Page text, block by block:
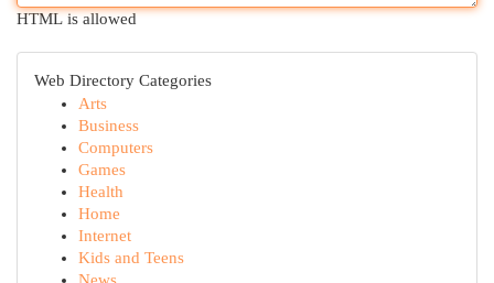
HTML is allowed
Web Directory Categories
Arts
Business
Computers
Games
Health
Home
Internet
Kids and Teens